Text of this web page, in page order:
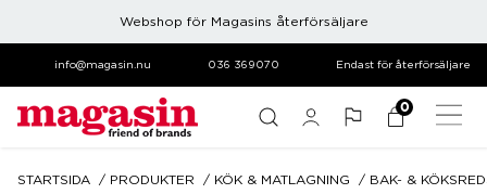
Webshop för Magasins återförsäljare
info@magasin.nu 036 369070 Endast för återförsäljare
0
STARTSIDA PRODUKTER KÖK & MATLAGNING BAK- &